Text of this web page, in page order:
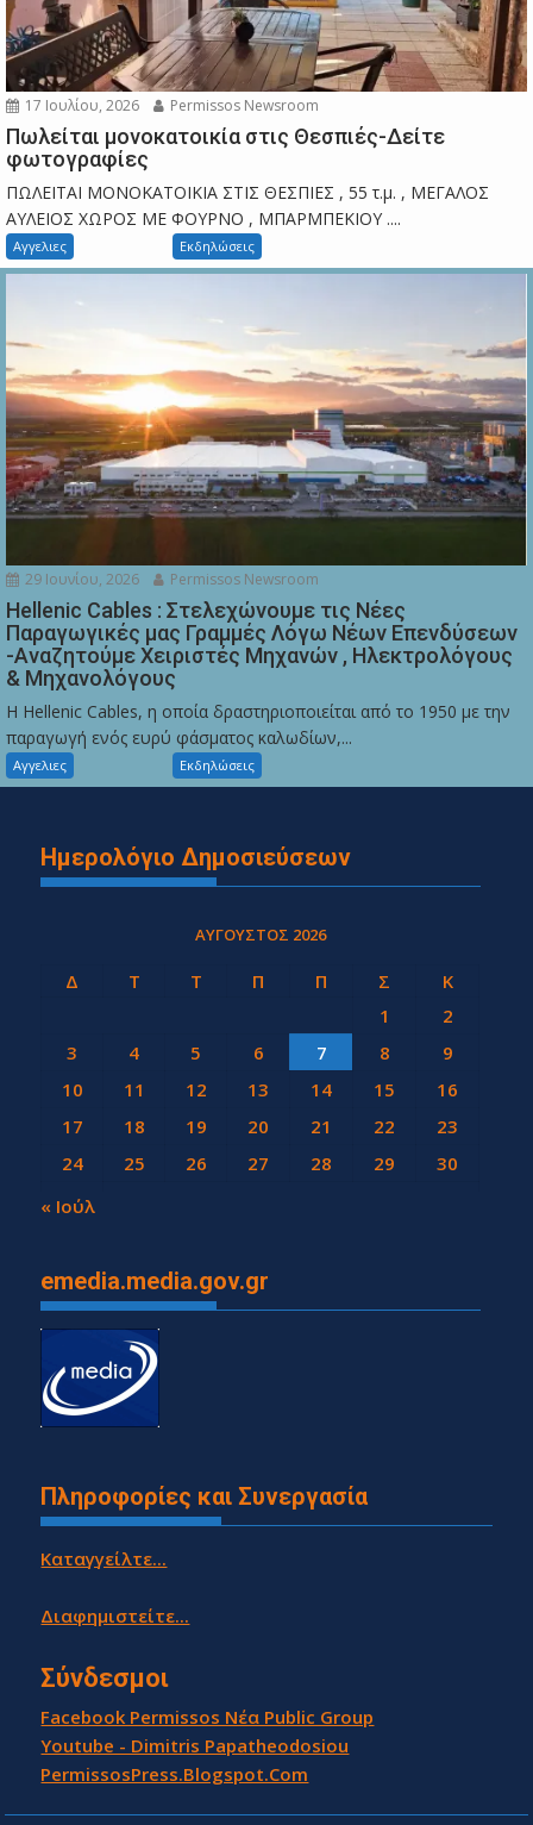
17 Ιουλίου, 2026 Permissos Newsroom
Πωλείται μονοκατοικία στις Θεσπιές-Δείτε
φωτογραφίες
ΠΩΛΕΙΤΑΙ ΜΟΝΟΚΑΤΟΙΚΙΑ ΣΤΙΣ ΘΕΣΠΙΕΣ , 55 τ.μ. , ΜΕΓΑΛΟΣ
ΑΥΛΕΙΟΣ ΧΩΡΟΣ ΜΕ ΦΟΥΡΝΟ , ΜΠΑΡΜΠΕΚΙΟΥ ....
Αγγελιες Εκδηλώσεις
29 Ιουνίου, 2026 Permissos Newsroom
Hellenic Cables : Στελεχώνουμε τις Νέες
Παραγωγικές μας Γραμμές Λόγω Νέων Επενδύσεων
-Αναζητούμε Χειριστές Μηχανών , Ηλεκτρολόγους
& Μηχανολόγους
Η Hellenic Cables, η οποία δραστηριοποιείται από το 1950 με την
παραγωγή ενός ευρύ φάσματος καλωδίων,...
Αγγελιες Εκδηλώσεις
Ημερολόγιο Δημοσιεύσεων
ΑΎΓΟΥΣΤΟΣ 2026
Δ Τ Τ Π Π Σ
Κ
1
2
3
4 5 6 7 8
9
10
11 12 13 14 15
16
17
18 19 20 21 22
23
24
25 26 27 28 29
30
31
« Ιούλ
emedia.media.gov.gr
Πληροφορίες και Συνεργασία
Καταγγείλτε...
Διαφημιστείτε...
Σύνδεσμοι
Facebook Permissos Νέα Public Group
Youtube - Dimitris Papatheodosiou
PermissosPress.Blogspot.Com